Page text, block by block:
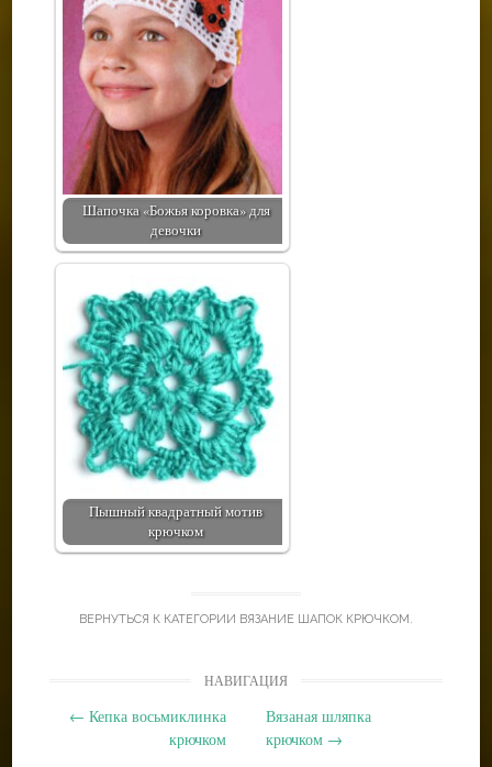
Шапочка «Божья коровка» для
девочки
Пышный квадратный мотив
крючком
ВЕРНУТЬСЯ К КАТЕГОРИИ ВЯЗАНИЕ ШАПОК КРЮЧКОМ.
НАВИГАЦИЯ
← Кепка восьмиклинка
крючком
Вязаная шляпка
крючком →